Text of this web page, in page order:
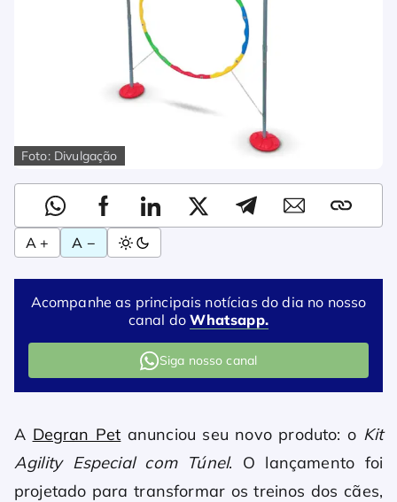
Foto: Divulgação
A + A −
Acompanhe as principais notícias do dia no nosso
canal doWhatsapp.
Siga nosso canal
A Degran Pet anunciou seu novo produto: o Kit
Agility Especial com Túnel. O lançamento foi
projetado para transformar os treinos dos cães,